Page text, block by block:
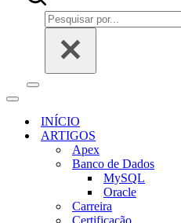
Pesquisar
por...
Menu
navegação
Menu
navegaçãoINÍCIO
ARTIGOS
Apex
Banco de Dados
MySQL
Oracle
Carreira
Certificacão